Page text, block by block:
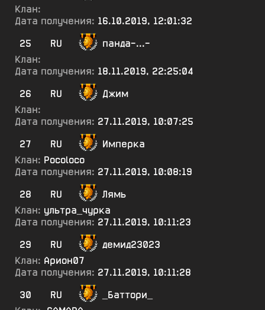
Клан:
Дата получения: 16.10.2019, 12:01:32
25
RU
панда-...-
Клан:
Дата получения: 18.11.2019, 22:25:04
26
RU
Джим
Клан:
Дата получения: 27.11.2019, 10:07:25
27
RU
Имперка
Клан: Pocoloco
Дата получения: 27.11.2019, 10:08:19
28
RU
Лямь
Клан: ультра_чурка
Дата получения: 27.11.2019, 10:11:23
29
RU
демид23023
Клан: Арион07
Дата получения: 27.11.2019, 10:11:28
30
RU
_Баттори_